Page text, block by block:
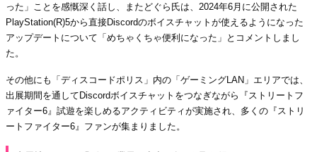
った」ことを感慨深く話し、またどぐら氏は、2024年6月に公開された
PlayStation(R)5から直接Discordのボイスチャットが使えるようになった
アップデートについて「めちゃくちゃ便利になった」とコメントしまし
た。
その他にも「ディスコードポリス」内の「ゲーミングLAN」エリアでは、
出展期間を通してDiscordボイスチャットをつなぎながら『ストリートフ
ァイター6』試遊を楽しめるアクティビティが実施され、多くの『ストリ
ートファイター6』ファンが集まりました。